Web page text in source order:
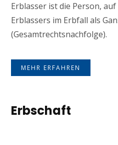
Erblasser ist die Person,
Erblassers im Erbfall als
(Gesamtrechtsnachfolge).
MEHR ERFAHREN
Erbschaft